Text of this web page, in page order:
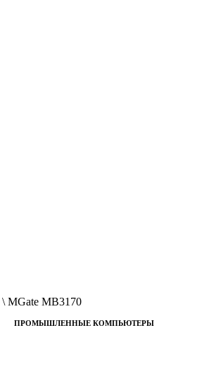
\ MGate MB3170
ПРОМЫШЛЕННЫЕ КОМПЬЮТЕРЫ